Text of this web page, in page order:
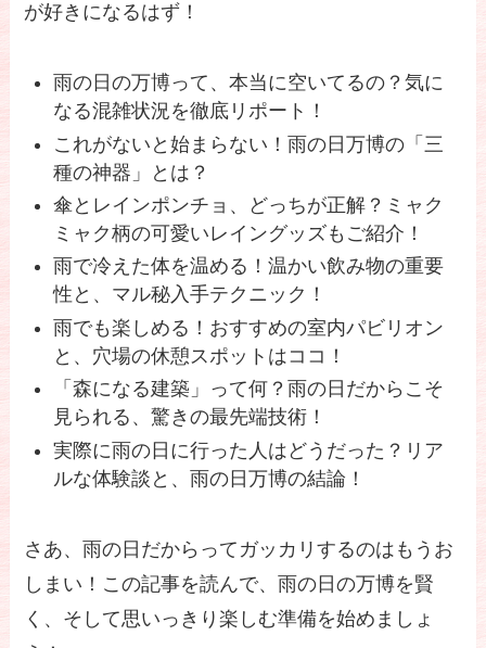
が好きになるはず！
雨の日の万博って、本当に空いてるの？気に
なる混雑状況を徹底リポート！
これがないと始まらない！雨の日万博の「三
種の神器」とは？
傘とレインポンチョ、どっちが正解？ミャク
ミャク柄の可愛いレイングッズもご紹介！
雨で冷えた体を温める！温かい飲み物の重要
性と、マル秘入手テクニック！
雨でも楽しめる！おすすめの室内パビリオン
と、穴場の休憩スポットはココ！
「森になる建築」って何？雨の日だからこそ
見られる、驚きの最先端技術！
実際に雨の日に行った人はどうだった？リア
ルな体験談と、雨の日万博の結論！
さあ、雨の日だからってガッカリするのはもうお
しまい！この記事を読んで、雨の日の万博を賢
く、そして思いっきり楽しむ準備を始めましょ